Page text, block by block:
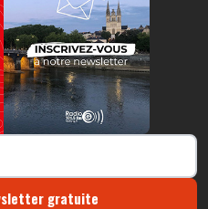
gratuite